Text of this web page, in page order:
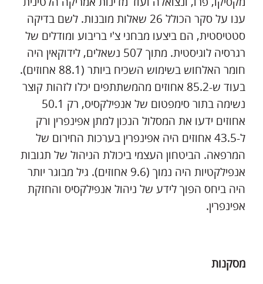
ענו על סקר הכולל 26 שאלות מובנות. לשם בדיקה
סטטיסטית, הם ביצעו מבחני צ'י בריבוע ומודלים של
רגרסיה לוגיסטית. מתוך 507 נשאלים, לידוקאין היה
חומר האלחוש בשימוש השכיח ביותר (88.1 אחוזים).
בעוד ש-85.2 אחוזים מהמשתתפים יכלו לזהות קוצר
נשימה בתור סימפטום של אנפילקסיס, רק 50.1
אחוזים ידעו את המסלול הנכון למתן אפינפרין ורק
ל-43.5 אחוזים היה אפינפרין בערכות החירום של
המרפאה. הביטחון העצמי ביכולת הניהול של תגובות
אנפילקטיות היה נמוך (9.6 אחוזים). גיל מבוגר יותר
היה ביחס הפוך לידע של ניהול אנפילקסיס והחזקת
אפינפרין.
מסקנות